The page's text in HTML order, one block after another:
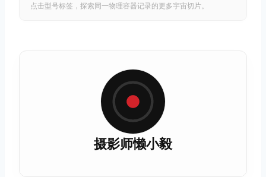
点击型号标签，探索同一物理容器记录的更多宇宙切片。
摄影师懒小毅